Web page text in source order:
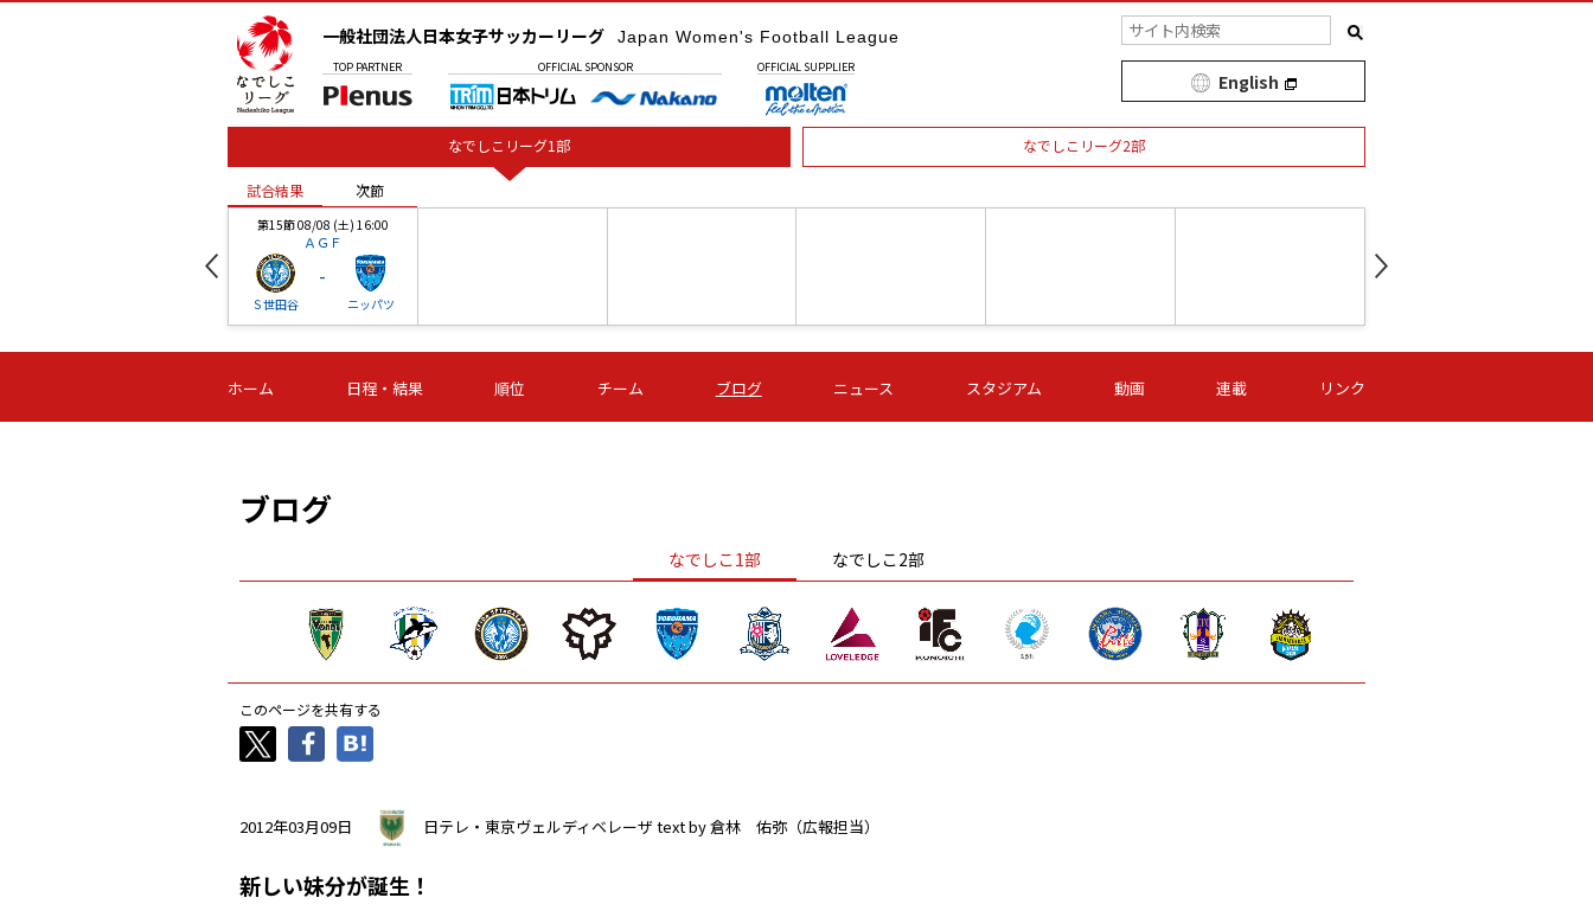
一般社団法人日本女子サッカーリーグ Japan Women's Football League
TOP PARTNER OFFICIAL SPONSOR OFFICIAL SUPPLIER
English
なでしこリーグ1部 なでしこリーグ2部
試合結果 次節
第15節 08/08 (土) 16:00
ＡＧＦ
Ｓ世田谷
-
ニッパツ
-
第16節 09/05 (土) 15:00
ニッパツ
-
第16節 09/05 (土) 15:00
石人の星
-
第16節 09/05 (土) 16:00
ＡＧＦ
-
いちご
-
第16節 09/06 (日) 15:00
-
第16節 09/06 (日) 15:00
- -
試合結果 次節
ホーム 日程・結果 順位 チーム ブログ ニュース スタジアム 動画 連載 リンク
ブログ
なでしこ1部 なでしこ2部
このページを共有する
2012年03月09日 日テレ・東京ヴェルディベレーザtext by 倉林 佑弥（広報担当）
新しい妹分が誕生！